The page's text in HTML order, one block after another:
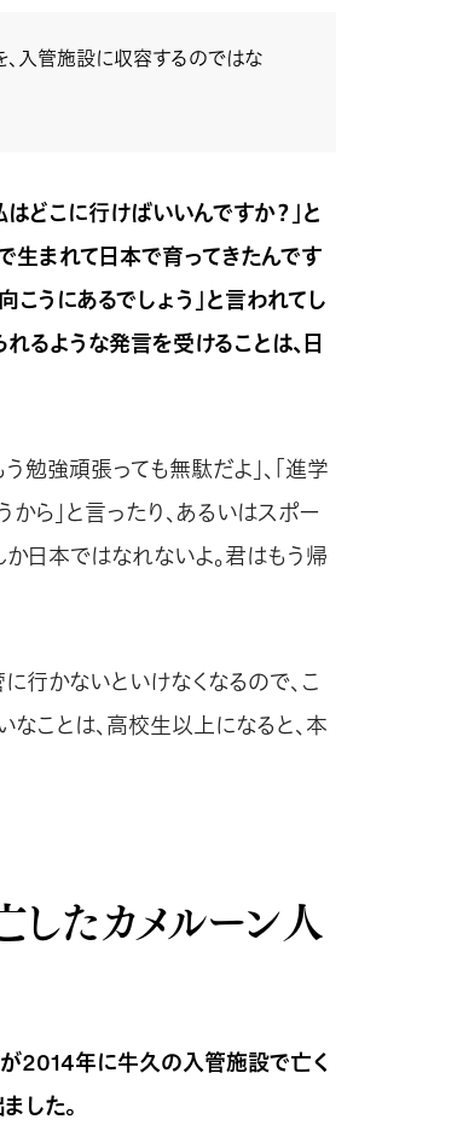
入管施設に収容するのではな
どこに行けばいいんですか？」と
で生まれて日本で育ってきたんです
こうにあるでしょう」と言われてし
るような発言を受けることは、日
勉強頑張っても無駄だよ」、「進学
ら」と言ったり、あるいはスポー
日本ではなれないよ。君はもう帰
行かないといけなくなるので、こ
ことは、高校生以上になると、本
したカメルーン人
2014年に牛久の入管施設で亡く
した。